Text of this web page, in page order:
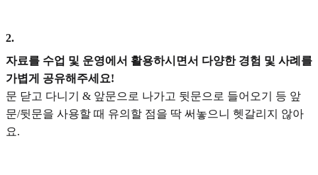
2.
자료를 수업 및 운영에서 활용하시면서 다양한 경험 및 사례를
가볍게 공유해주세요!
문 닫고 다니기 & 앞문으로 나가고 뒷문으로 들어오기 등 앞
문/뒷문을 사용할 때 유의할 점을 딱 써놓으니 헷갈리지 않아
요.